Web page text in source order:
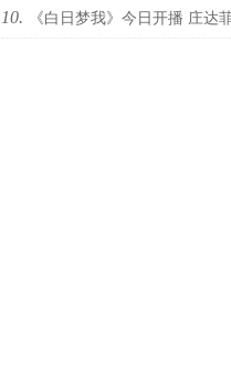
然青春飞驰炽热逐梦
10. 《白日梦我》今日开播 庄达